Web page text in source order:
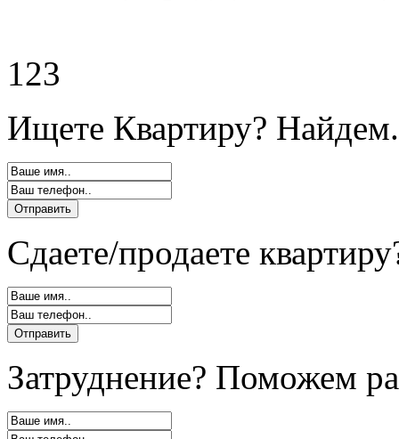
123
Ищете Квартиру?
Сдаете/продаете
Затруднение? Поможем